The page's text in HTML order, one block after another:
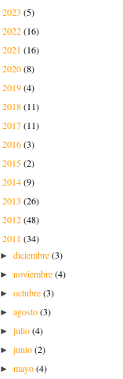
2023 (5)
2022(16)
2021 (16)
2020(8)
2019(4)
2018(11)
2017(11)
2016(3)
2015(2)
2014(9)
2013 (26)
2012(48)
2011 (34)
►diciembre(3)
►noviembre(4)
►octubre(3)
►agosto(3)
►julio(4)
►junio(2)
►mayo(4)